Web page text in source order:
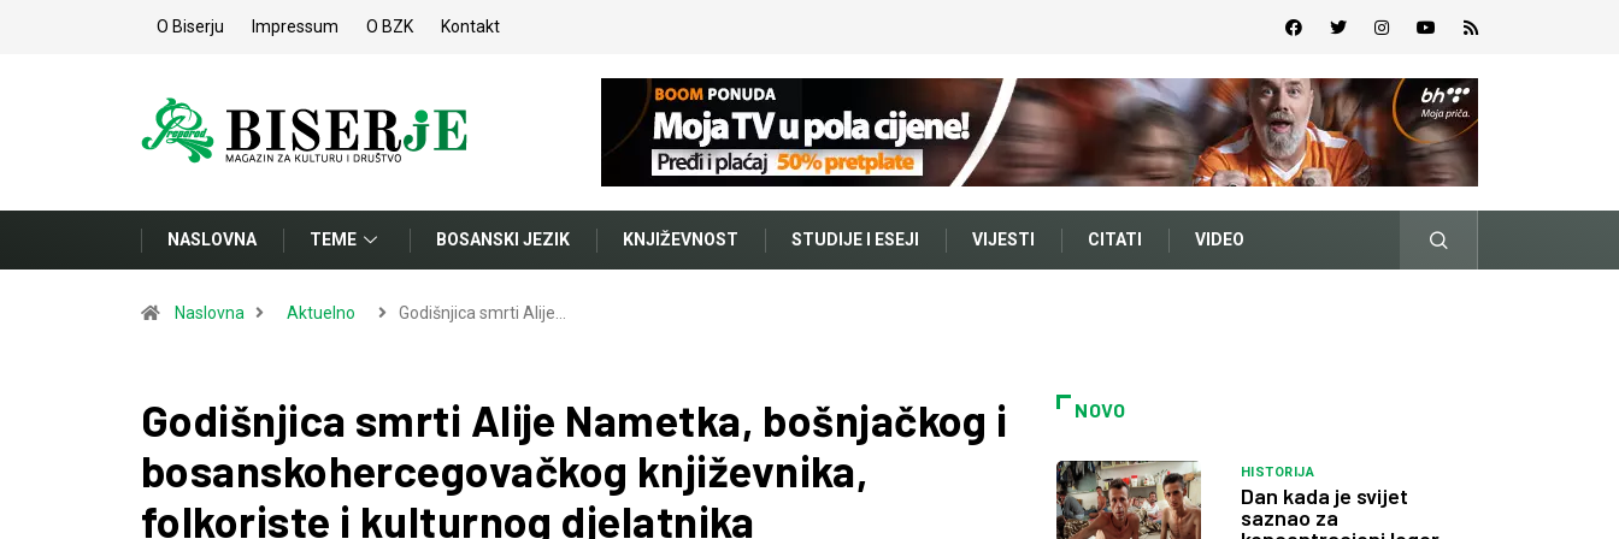
O Biserju Impressum O BZK Kontakt
NASLOVNA TEME BOSANSKI JEZIK KNJIŽEVNOST STUDIJE I ESEJI VIJESTI CITATI VIDEO
Naslovna Aktuelno Godišnjica smrti Alije…
Godišnjica smrti Alije Nametka, bošnjačkog i
bosanskohercegovačkog književnika,
folkoriste i kulturnog djelatnika
NOVO
HISTORIJA
Dan kada je svijet
saznao za